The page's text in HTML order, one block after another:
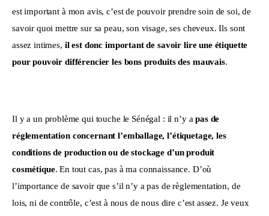
est important à mon avis, c’est de pouvoir prendre soin de soi, de
savoir quoi mettre sur sa peau, son visage, ses cheveux. Ils sont
assez intimes, il est donc important de savoir lire une étiquette
pour pouvoir différencier les bons produits des mauvais.
Il y a un problème qui touche le Sénégal : il n’y a pas de
réglementation concernant l’emballage, l’étiquetage, les
conditions de production ou de stockage d’un produit
cosmétique. En tout cas, pas à ma connaissance. D’où
l’importance de savoir que s’il n’y a pas de règlementation, de
lois, ni de contrôle, c’est à nous de nous dire c’est assez. Je veux